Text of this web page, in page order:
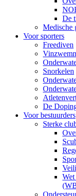
De
Medische
Voor sporters
Freediven
Snorkelen
De
Voor bestuurders
Sterke
Wet